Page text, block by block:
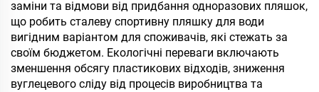
заміни та відмови від придбання одноразових пляшок,
що робить сталеву спортивну пляшку для води
вигідним варіантом для споживачів, які стежать за
своїм бюджетом. Екологічні переваги включають
зменшення обсягу пластикових відходів, зниження
вуглецевого сліду від процесів виробництва та